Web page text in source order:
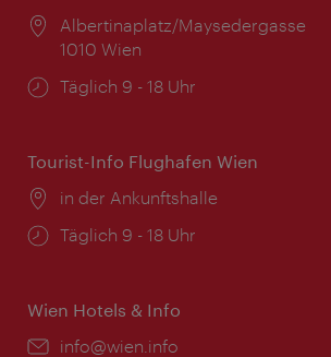
Ort:
Albertinaplatz/Maysedergasse
1010 Wien
Öffnungszeiten:
Täglich 9 - 18 Uhr
Tourist-Info Flughafen Wien
Ort:
in der Ankunftshalle
Öffnungszeiten:
Täglich 9 - 18 Uhr
Wien Hotels & Info
Email:
info@wien.info